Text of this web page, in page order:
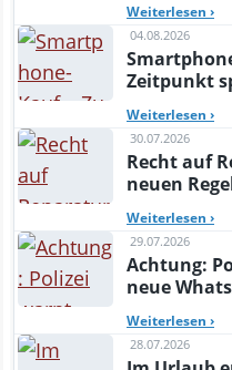
Weiterlesen ›
04.08.2026
Zeitpunkt
Weiterlesen ›
30.07.2026
Recht auf
neuen
Weiterlesen ›
29.07.2026
Achtung:
neue
Weiterlesen ›
28.07.2026